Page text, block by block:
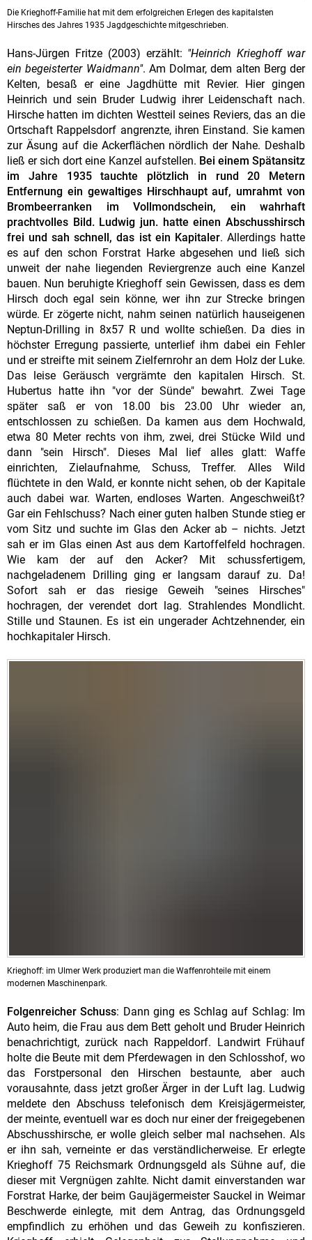
Die Krieghoff-Familie hat mit dem erfolgreichen Erlegen des kapitalsten
Hirsches des Jahres 1935 Jagdgeschichte mitgeschrieben.
Hans-Jürgen Fritze (2003) erzählt: "Heinrich Krieghoff war
ein begeisterter Waidmann". Am Dolmar, dem alten Berg der
Kelten, besaß er eine Jagdhütte mit Revier. Hier gingen
Heinrich und sein Bruder Ludwig ihrer Leidenschaft nach.
Hirsche hatten im dichten Westteil seines Reviers, das an die
Ortschaft Rappelsdorf angrenzte, ihren Einstand. Sie kamen
zur Äsung auf die Ackerflächen nördlich der Nahe. Deshalb
ließ er sich dort eine Kanzel aufstellen. Bei einem Spätansitz
im Jahre 1935 tauchte plötzlich in rund 20 Metern
Entfernung ein gewaltiges Hirschhaupt auf, umrahmt von
Brombeerranken im Vollmondschein, ein wahrhaft
prachtvolles Bild. Ludwig jun. hatte einen Abschusshirsch
frei und sah schnell, das ist ein Kapitaler. Allerdings hatte
es auf den schon Forstrat Harke abgesehen und ließ sich
unweit der nahe liegenden Reviergrenze auch eine Kanzel
bauen. Nun beruhigte Krieghoff sein Gewissen, dass es dem
Hirsch doch egal sein könne, wer ihn zur Strecke bringen
würde. Er zögerte nicht, nahm seinen natürlich hauseigenen
Neptun-Drilling in 8x57 R und wollte schießen. Da dies in
höchster Erregung passierte, unterlief ihm dabei ein Fehler
und er streifte mit seinem Zielfernrohr an dem Holz der Luke.
Das leise Geräusch vergrämte den kapitalen Hirsch. St.
Hubertus hatte ihn "vor der Sünde" bewahrt. Zwei Tage
später saß er von 18.00 bis 23.00 Uhr wieder an,
entschlossen zu schießen. Da kamen aus dem Hochwald,
etwa 80 Meter rechts von ihm, zwei, drei Stücke Wild und
dann "sein Hirsch". Dieses Mal lief alles glatt: Waffe
einrichten, Zielaufnahme, Schuss, Treffer. Alles Wild
flüchtete in den Wald, er konnte nicht sehen, ob der Kapitale
auch dabei war. Warten, endloses Warten. Angeschweißt?
Gar ein Fehlschuss? Nach einer guten halben Stunde stieg er
vom Sitz und suchte im Glas den Acker ab – nichts. Jetzt
sah er im Glas einen Ast aus dem Kartoffelfeld hochragen.
Wie kam der auf den Acker? Mit schussfertigem,
nachgeladenem Drilling ging er langsam darauf zu. Da!
Sofort sah er das riesige Geweih "seines Hirsches"
hochragen, der verendet dort lag. Strahlendes Mondlicht.
Stille und Staunen. Es ist ein ungerader Achtzehnender, ein
hochkapitaler Hirsch.
Krieghoff: im Ulmer Werk produziert man die Waffenrohteile mit einem
modernen Maschinenpark.
Folgenreicher Schuss: Dann ging es Schlag auf Schlag: Im
Auto heim, die Frau aus dem Bett geholt und Bruder Heinrich
benachrichtigt, zurück nach Rappeldorf. Landwirt Frühauf
holte die Beute mit dem Pferdewagen in den Schlosshof, wo
das Forstpersonal den Hirschen bestaunte, aber auch
vorausahnte, dass jetzt großer Ärger in der Luft lag. Ludwig
meldete den Abschuss telefonisch dem Kreisjägermeister,
der meinte, eventuell war es doch nur einer der freigegebenen
Abschusshirsche, er wolle gleich selber mal nachsehen. Als
er ihn sah, verneinte er das verständlicherweise. Er erlegte
Krieghoff 75 Reichsmark Ordnungsgeld als Sühne auf, die
dieser mit Vergnügen zahlte. Nicht damit einverstanden war
Forstrat Harke, der beim Gaujägermeister Sauckel in Weimar
Beschwerde einlegte, mit dem Antrag, das Ordnungsgeld
empfindlich zu erhöhen und das Geweih zu konfiszieren.